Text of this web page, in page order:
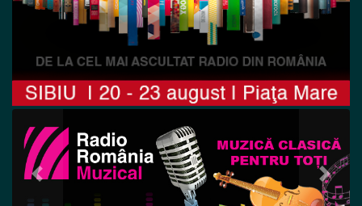
Previous Next